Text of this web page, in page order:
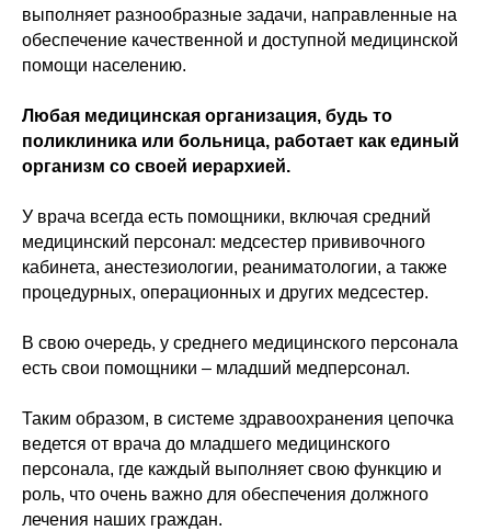
выполняет разнообразные задачи, направленные на
обеспечение качественной и доступной медицинской
помощи населению.
Любая медицинская организация, будь то
поликлиника или больница, работает как единый
организм со своей иерархией.
У врача всегда есть помощники, включая средний
медицинский персонал: медсестер прививочного
кабинета, анестезиологии, реаниматологии, а также
процедурных, операционных и других медсестер.
В свою очередь, у среднего медицинского персонала
есть свои помощники – младший медперсонал.
Таким образом, в системе здравоохранения цепочка
ведется от врача до младшего медицинского
персонала, где каждый выполняет свою функцию и
роль, что очень важно для обеспечения должного
лечения наших граждан.